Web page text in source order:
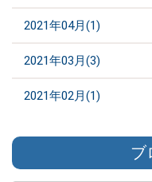
2021年04月(1)
2021年03月(3)
2021年02月(1)
ブ